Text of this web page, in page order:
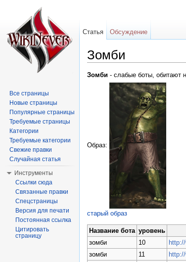
Зомби
Зомби - слабые боты, обитают
Образ:
старый образ
Название бота уровень
зомби
10
зомби
11
Статья Обсуждение
Все страницы
Новые страницы
Популярные страницы
Требуемые страницы
Категории
Требуемые категории
Свежие правки
Случайная статья
Инструменты
Ссылки сюда
Связанные правки
Спецстраницы
Версия для печати
Постоянная ссылка
Цитировать
страницу